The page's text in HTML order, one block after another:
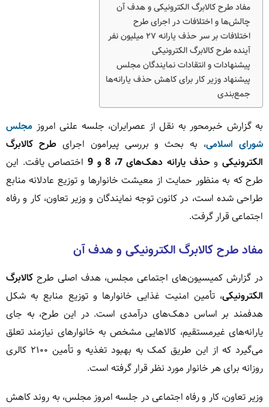
مفاد طرح کالابرگ الکترونیکی و هدف آن
چالش‌ها و اختلافات در اجرای طرح
اختلافات بر سر حذف یارانه ۲۷ میلیون نفر
آینده طرح کالابرگ الکترونیکی
پیشنهادات و انتقادات نمایندگان مجلس
پیشنهاد وزیر کار برای کاهش حذف یارانه‌ها
جمع‌بندی
به گزارش خبرمحور به نقل از عصرایران، جلسه علنی امروز مجلس
شورای اسلامی، به بحث و بررسی پیرامون اجرای طرح کالابرگ
الکترونیکیوحذف یارانه دهک‌های 7، 8 و 9
اختصاص یافت. این
طرح که به منظور حمایت از معیشت خانوارها و توزیع عادلانه منابع
طراحی شده است، در کانون توجه نمایندگان و وزیر تعاون، کار و رفاه
اجتماعی قرار گرفت.
مفاد طرح کالابرگ الکترونیکی و هدف آن
در گزارش کمیسیون‌های اجتماعی مجلس، هدف اصلی طرح کالابرگ
الکترونیکی، تأمین امنیت غذایی خانوارها و توزیع منابع به شکل
هدفمند بر اساس دهک‌های درآمدی است. در این طرح، به جای
یارانه‌های غیرمستقیم، کالاهایی مشخص به خانوارهای نیازمند تعلق
می‌گیرد که از این طریق کمک به بهبود تغذیه و تأمین ۲۱۰۰ کالری
روزانه برای هر خانوار مورد نظر قرار گرفته است.
وزیر تعاون، کار و رفاه اجتماعی در جلسه امروز مجلس، به روند کاهش